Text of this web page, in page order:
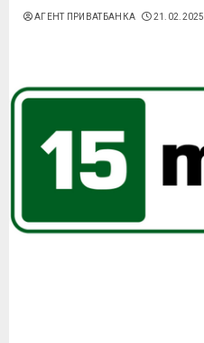
АГЕНТ ПРИВАТБАНКА 21.02.2025